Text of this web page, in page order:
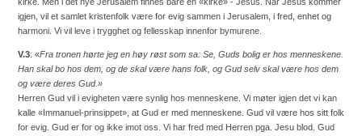
kirke. Men i det nye Jerusalem finnes bare en «kirke» - Jesus. Når Jesus kommer
igjen, vil et samlet kristenfolk være for evig sammen i Jerusalem, i fred, enhet og
harmoni. Vi vil leve i trygghet og fellesskap innenfor bymurene.
V.3: «Fra tronen hørte jeg en høy røst som sa: Se, Guds bolig er hos menneskene.
Han skal bo hos dem, og de skal være hans folk, og Gud selv skal være hos dem
og være deres Gud.»
Herren Gud vil i evigheten være synlig hos menneskene. Vi møter igjen det vi kan
kalle «Immanuel-prinsippet», at Gud er med menneskene. Gud vil være hos sitt folk
for evig. Gud er for og ikke imot oss. Vi har fred med Herren pga. Jesu blod. Gud